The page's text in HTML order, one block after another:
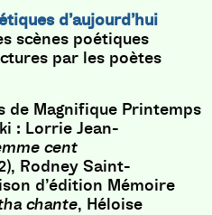
d’aujourd’hui
scènes poétiques
par les poètes
de Magnifique Printemps
: Lorrie Jean-
cent
Rodney Saint-
d’édition Mémoire
chante, Héloise